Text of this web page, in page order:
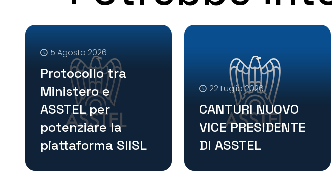
5 Agosto 2026
Protocollo tra
Ministero e
ASSTEL per
potenziare la
piattaforma SIISL
22 Luglio 2026
CANTURI NUOVO
VICE PRESIDENTE
DI ASSTEL